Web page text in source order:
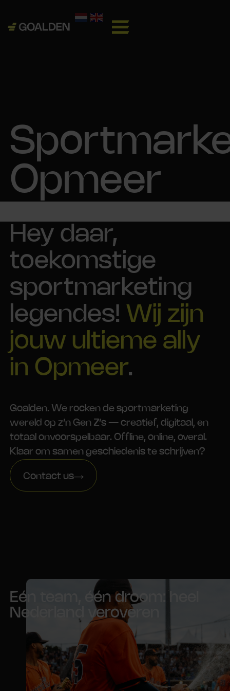
Opmeer
Hey daar,
toekomstige
sportmarketing
legendes! Wij zijn
jouw ultieme ally
in Opmeer.
Goalden. We rocken de sportmarketing
wereld op z’n Gen Z’s — creatief, digitaal, en
totaal onvoorspelbaar. Offline, online, overal.
Klaar om samen geschiedenis te schrijven?
Contact us
Eén team, één droom: heel
Nederland veroveren